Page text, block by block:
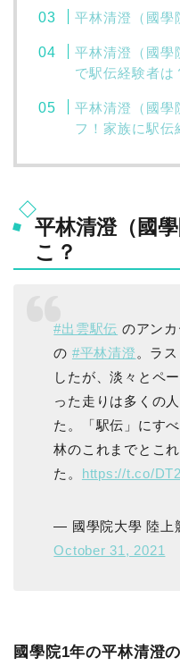
平林清澄（國學
平林清澄（國學
で駅伝経験者は
平林清澄（國學
フ！家族に駅伝
平林清澄（國
こ？
#出雲駅伝 のアン
の #平林清澄 。ラ
したが、淡々とペ
った走りは多くの
た。「駅伝」にす
林のこれまでとこ
た。 https://t.co/
— 國學院大學 陸上
October 31, 2021
國學院1年の平林清澄